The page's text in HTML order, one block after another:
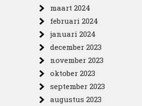
maart 2024
februari 2024
januari 2024
december 2023
november 2023
oktober 2023
september 2023
augustus 2023